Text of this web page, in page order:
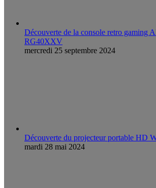
Découverte de la console retro gaming
RG40XXV
mercredi 25 septembre 2024
Découverte du projecteur portable HD
mardi 28 mai 2024